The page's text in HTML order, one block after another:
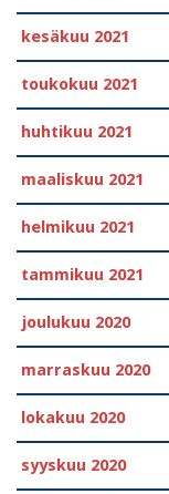
kesäkuu 2021
toukokuu 2021
huhtikuu 2021
maaliskuu 2021
helmikuu 2021
tammikuu 2021
joulukuu 2020
marraskuu 2020
lokakuu 2020
syyskuu 2020